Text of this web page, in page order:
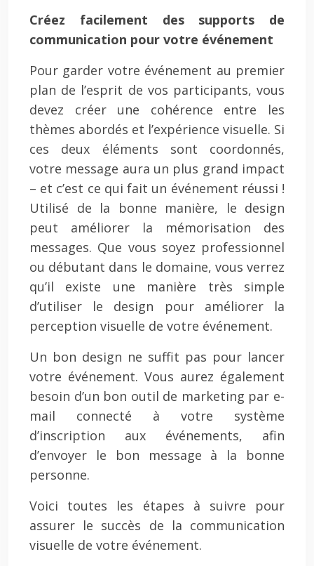
Créez facilement des supports de
communication pour votre événement
Pour garder votre événement au premier
plan de l’esprit de vos participants, vous
devez créer une cohérence entre les
thèmes abordés et l’expérience visuelle. Si
ces deux éléments sont coordonnés,
votre message aura un plus grand impact
– et c’est ce qui fait un événement réussi !
Utilisé de la bonne manière, le design
peut améliorer la mémorisation des
messages. Que vous soyez professionnel
ou débutant dans le domaine, vous verrez
qu’il existe une manière très simple
d’utiliser le design pour améliorer la
perception visuelle de votre événement.
Un bon design ne suffit pas pour lancer
votre événement. Vous aurez également
besoin d’un bon outil de marketing par e-
mail connecté à votre système
d’inscription aux événements, afin
d’envoyer le bon message à la bonne
personne.
Voici toutes les étapes à suivre pour
assurer le succès de la communication
visuelle de votre événement.